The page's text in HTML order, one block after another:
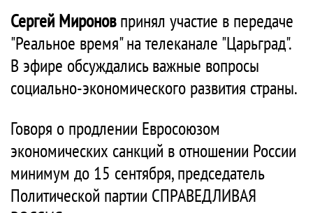
Сергей Мироновпринял участие в передаче
"Реальное время" на телеканале "Царьград".
В эфире обсуждались важные вопросы
социально-экономического развития страны.
Говоря о продлении Евросоюзом
экономических санкций в отношении России
минимум до 15 сентября, председатель
Политической партии СПРАВЕДЛИВАЯ